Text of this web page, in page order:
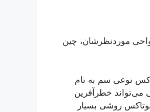
موردنظرشان، چین
نوعی سم به نام
می‌تواند خطرآفرین
روشی بسیار